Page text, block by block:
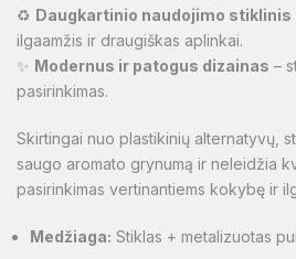
♻️ Daugkartinio naudojimo stiklinis
ilgaamžis ir draugiškas aplinkai.
✨ Modernus ir patogus dizainas –
pasirinkimas.
Skirtingai nuo plastikinių alternatyvų,
saugo aromato grynumą ir neleidžia
pasirinkimas vertinantiems kokybę ir
Medžiaga: Stiklas + metalizuotas